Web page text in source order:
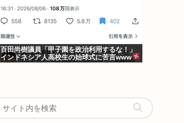
百田尚樹議員「甲子園を政治利用するな！」
インドネシア人高校生の始球式に苦言www